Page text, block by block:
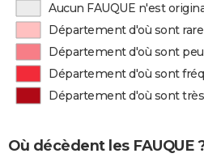
Aucun FAUQUE n'est
Département d'où sont
Département d'où sont
Département d'où sont
Département d'où sont
Où décèdent les FAUQUE